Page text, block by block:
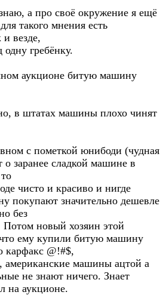
а про своё окружение я ещё
такого мнения есть
везде,
одну гребёнку.
аукционе битую машину
в штатах машины плохо чинят
с пометкой юнибоди (чудная
о заранее сладкой машине в
чисто и красиво и нигде
покупают значительно дешевле
без
новый хозяин этой
ему купили битую машину
карфакс @!#$,
американские машины ацтой а
не знают ничего. Знает
на аукционе.